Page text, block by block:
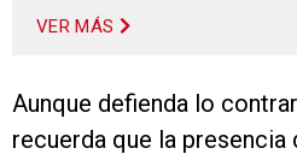
VER MÁS
Aunque defienda lo
recuerda que la